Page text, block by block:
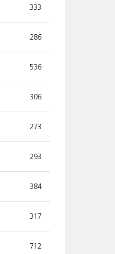
333
286
536
306
273
293
384
317
712